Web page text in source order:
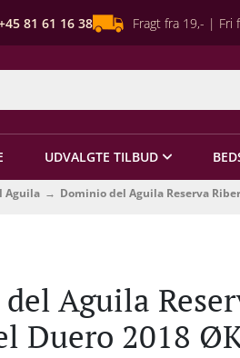
81 61 16 38 Fragt fra 19,- | Fri
UDVALGTE TILBUD
Aguila Dominio del Aguila Reserva
Aguila
Duero 2018